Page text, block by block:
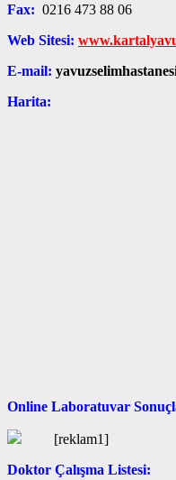
Fax: 0216 473 88 06
Web Sitesi:
E-mail:
Harita:
Online
[reklam1]
Doktor Çalışma